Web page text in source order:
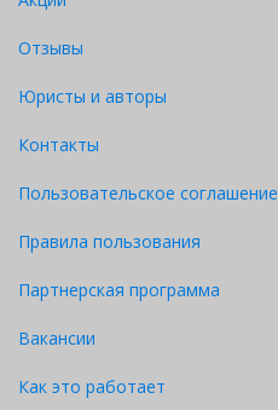
Отзывы
Юристы и авторы
Контакты
Пользовательское соглашение
Правила пользования
Партнерская программа
Вакансии
Как это работает